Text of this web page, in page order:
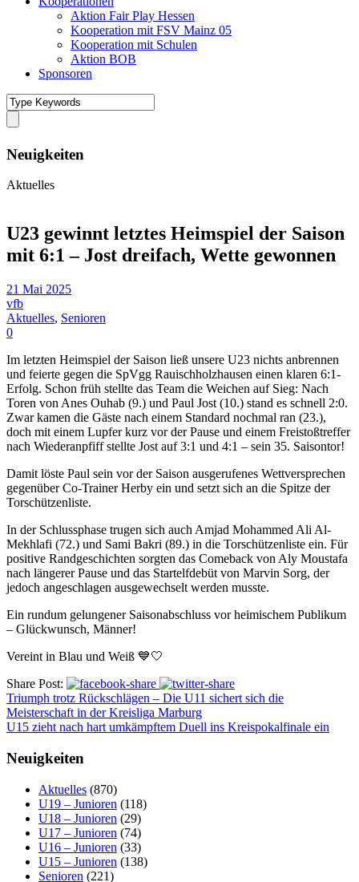
Aktion Fair Play Hessen
Kooperation mit FSV Mainz 05
Kooperation mit Schulen
Aktion BOB
Sponsoren
Neuigkeiten
Aktuelles
U23 gewinnt letztes Heimspiel der Saison
mit 6:1 – Jost dreifach, Wette gewonnen
21 Mai 2025
vfb
Aktuelles, Senioren
0
Im letzten Heimspiel der Saison ließ unsere U23 nichts anbrennen
und feierte gegen die SpVgg Rauischholzhausen einen klaren 6:1-
Erfolg. Schon früh stellte das Team die Weichen auf Sieg: Nach
Toren von Anes Ouhab (9.) und Paul Jost (10.) stand es schnell 2:0.
Zwar kamen die Gäste nach einem Standard nochmal ran (23.),
doch mit einem Lupfer kurz vor der Pause und einem Freistoßtreffer
nach Wiederanpfiff stellte Jost auf 3:1 und 4:1 – sein 35. Saisontor!
Damit löste Paul sein vor der Saison ausgerufenes Wettversprechen
gegenüber Co-Trainer Herby ein und setzt sich an die Spitze der
Torschützenliste.
In der Schlussphase trugen sich auch Amjad Mohammed Ali Al-
Mekhlafi (72.) und Sami Bakri (89.) in die Torschützenliste ein. Für
positive Randgeschichten sorgten das Comeback von Aly Moustafa
nach längerer Pause und das Startelfdebüt von Marvin Sorg, der
jedoch angeschlagen ausgewechselt werden musste.
Ein rundum gelungener Saisonabschluss vor heimischem Publikum
– Glückwunsch, Männer!
Vereint in Blau und Weiß 💙🤍
Share Post:
Triumph trotz Rückschlägen – Die U11 sichert sich die
Meisterschaft in der Kreisliga Marburg
U15 zieht nach hart umkämpftem Duell ins Kreispokalfinale ein
Neuigkeiten
Aktuelles (870)
U19 – Junioren (118)
U18 – Junioren (29)
U17 – Junioren (74)
U16 – Junioren (33)
U15 – Junioren (138)
Senioren (221)